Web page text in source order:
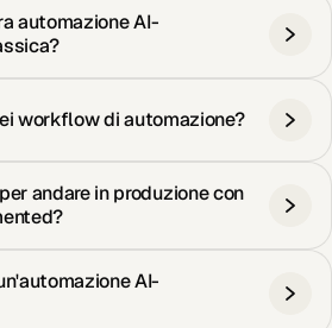
automazione AI-
workflow di automazione?
andare in produzione con
AI-